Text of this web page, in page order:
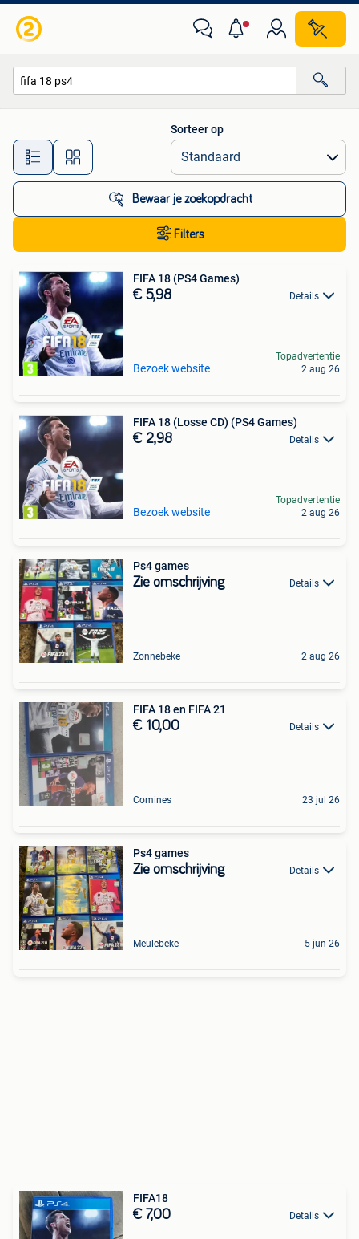
Alle afstanden…
Sorteer op
Bewaar je zoekopdracht
Filters
FIFA 18 (PS4 Games)
€ 5,98 Details
Bezoek website
Topadvertentie
2 aug 26
FIFA 18 (Losse CD) (PS4 Games)
€ 2,98 Details
Bezoek website
Topadvertentie
2 aug 26
Ps4 games
Zie omschrijving Details
Zonnebeke 2 aug 26
FIFA 18 en FIFA 21
€ 10,00 Details
Comines 23 jul 26
Ps4 games
Zie omschrijving Details
Meulebeke 5 jun 26
FIFA18
€ 7,00 Details